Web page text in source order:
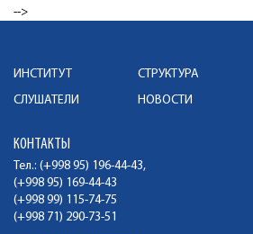
-->
ИНСТИТУТ СТРУКТУРА
СЛУШАТЕЛИ
НОВОСТИ
КОНТАКТЫ
Тел.: (+998 95) 196-44-43,
(+998 95) 169-44-43
(+998 99) 115-74-75
(+998 71) 290-73-51